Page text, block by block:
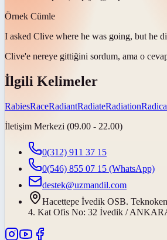
Örnek Cümle
I asked Clive where he was going, but he
Clive'e nereye gittiğini sordum, ama o
İlgili Kelimeler
RabiesRaceRadiantRadiateRadiation
İletişim Merkezi (09.00 - 22.00)
0(312) 911 37 15
0(546) 855 07 15 (WhatsApp)
destek@uzmandil.com
Hacettepe İvedik OSB.
4. Kat Ofis No: 32 İvedik /